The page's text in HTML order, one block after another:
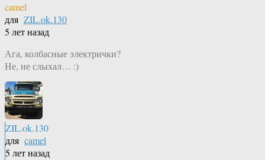
camel
для ZIL.ok.130
5 лет назад
Ага, колбасные электрички?
Не, не слыхал… :)
ZIL.ok.130
для camel
5 лет назад